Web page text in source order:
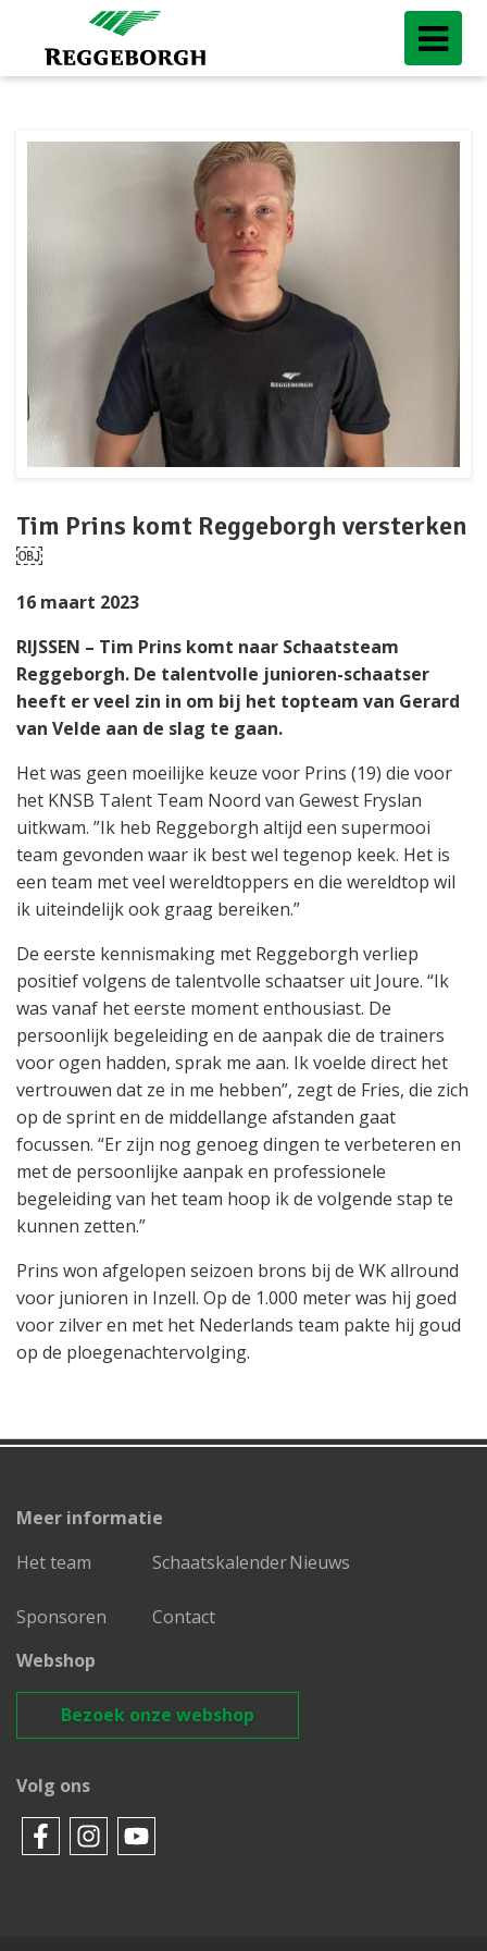
Tim Prins komt Reggeborgh versterken
￼
16 maart 2023
RIJSSEN – Tim Prins komt naar Schaatsteam
Reggeborgh. De talentvolle junioren-schaatser
heeft er veel zin in om bij het topteam van Gerard
van Velde aan de slag te gaan.
Het was geen moeilijke keuze voor Prins (19) die voor
het KNSB Talent Team Noord van Gewest Fryslan
uitkwam. ”Ik heb Reggeborgh altijd een supermooi
team gevonden waar ik best wel tegenop keek. Het is
een team met veel wereldtoppers en die wereldtop wil
ik uiteindelijk ook graag bereiken.”
De eerste kennismaking met Reggeborgh verliep
positief volgens de talentvolle schaatser uit Joure. “Ik
was vanaf het eerste moment enthousiast. De
persoonlijk begeleiding en de aanpak die de trainers
voor ogen hadden, sprak me aan. Ik voelde direct het
vertrouwen dat ze in me hebben”, zegt de Fries, die zich
op de sprint en de middellange afstanden gaat
focussen. “Er zijn nog genoeg dingen te verbeteren en
met de persoonlijke aanpak en professionele
begeleiding van het team hoop ik de volgende stap te
kunnen zetten.”
Prins won afgelopen seizoen brons bij de WK allround
voor junioren in Inzell. Op de 1.000 meter was hij goed
voor zilver en met het Nederlands team pakte hij goud
op de ploegenachtervolging.
Meer informatie
Het team
SchaatskalenderNieuws
Sponsoren
Contact
Webshop
Bezoek onze webshop
Volg ons